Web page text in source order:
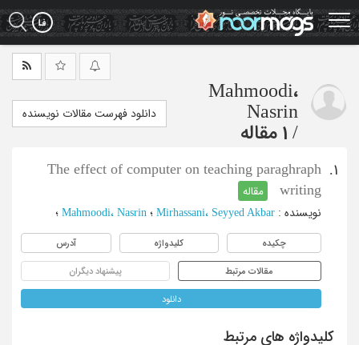
Skip
to
main
Mahmoodi،
Nasrin
/ 1 مقاله
دانلود فهرست مقالات نویسنده
1.
The effect of computer on teaching paraghraph
writing
مقاله
نویسنده : Mirhassani، Seyyed Akbar ؛ Mahmoodi، Nasrin ؛
چکیده کلیدواژه آدرس
مقالات مرتبط پیشنهاد دیگران
دانلود
کلیدواژه های مرتبط